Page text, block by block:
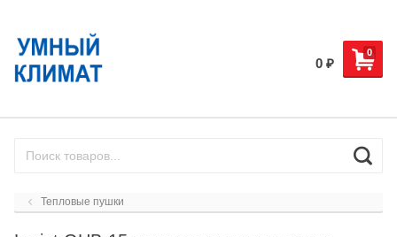
0
0 ₽
Тепловые пушки